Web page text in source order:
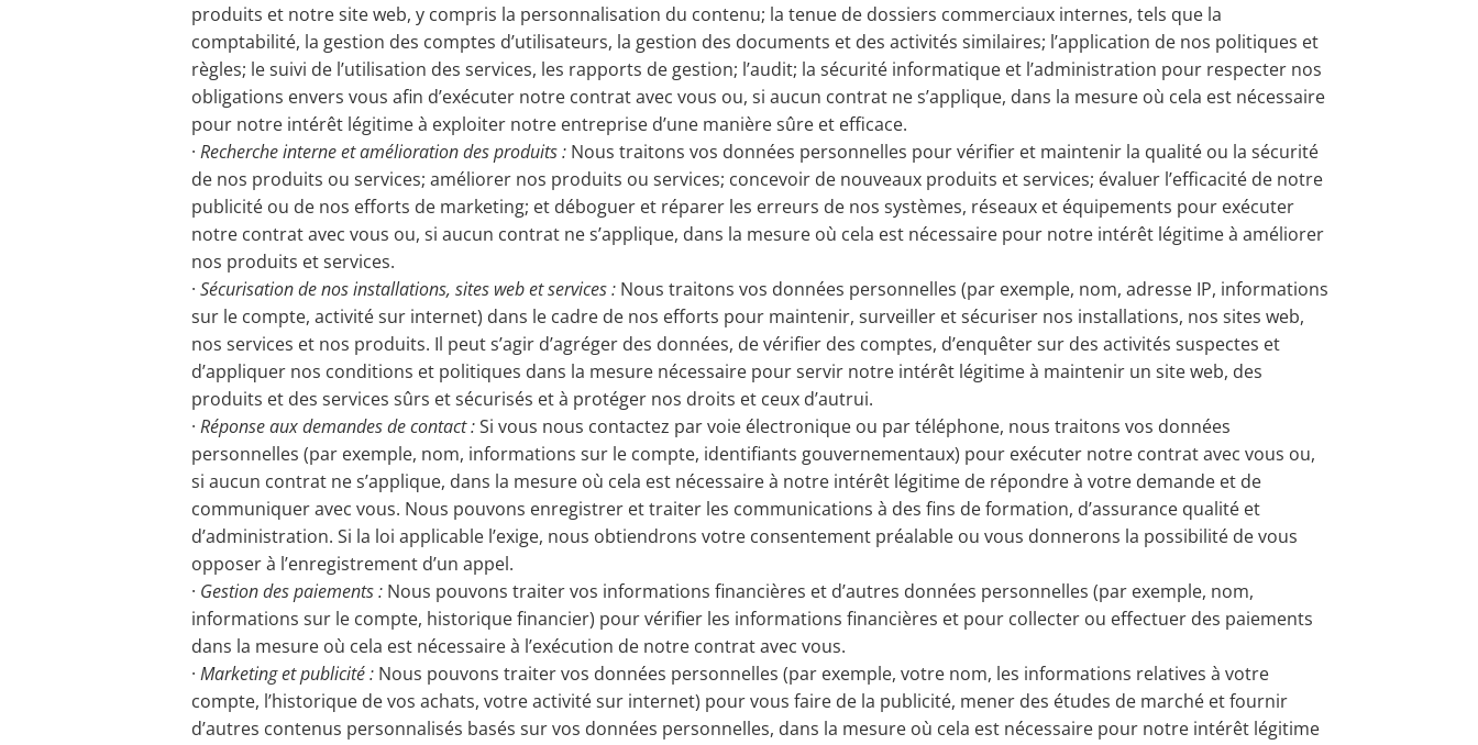
produits et notre site web, y compris la personnalisation du contenu; la tenue de dossiers commerciaux internes, tels que la
comptabilité, la gestion des comptes d’utilisateurs, la gestion des documents et des activités similaires; l’application de nos politiques et
règles; le suivi de l’utilisation des services, les rapports de gestion; l’audit; la sécurité informatique et l’administration pour respecter nos
obligations envers vous afin d’exécuter notre contrat avec vous ou, si aucun contrat ne s’applique, dans la mesure où cela est nécessaire
pour notre intérêt légitime à exploiter notre entreprise d’une manière sûre et efficace.
·Recherche interne et amélioration des produits : Nous traitons vos données personnelles pour vérifier et maintenir la qualité ou la sécurité
de nos produits ou services; améliorer nos produits ou services; concevoir de nouveaux produits et services; évaluer l’efficacité de notre
publicité ou de nos efforts de marketing; et déboguer et réparer les erreurs de nos systèmes, réseaux et équipements pour exécuter
notre contrat avec vous ou, si aucun contrat ne s’applique, dans la mesure où cela est nécessaire pour notre intérêt légitime à améliorer
nos produits et services.
·Sécurisation de nos installations, sites web et services : Nous traitons vos données personnelles (par exemple, nom, adresse IP, informations
sur le compte, activité sur internet) dans le cadre de nos efforts pour maintenir, surveiller et sécuriser nos installations, nos sites web,
nos services et nos produits. Il peut s’agir d’agréger des données, de vérifier des comptes, d’enquêter sur des activités suspectes et
d’appliquer nos conditions et politiques dans la mesure nécessaire pour servir notre intérêt légitime à maintenir un site web, des
produits et des services sûrs et sécurisés et à protéger nos droits et ceux d’autrui.
·Réponse aux demandes de contact :Si vous nous contactez par voie électronique ou par téléphone, nous traitons vos données
personnelles (par exemple, nom, informations sur le compte, identifiants gouvernementaux) pour exécuter notre contrat avec vous ou,
si aucun contrat ne s’applique, dans la mesure où cela est nécessaire à notre intérêt légitime de répondre à votre demande et de
communiquer avec vous. Nous pouvons enregistrer et traiter les communications à des fins de formation, d’assurance qualité et
d’administration. Si la loi applicable l’exige, nous obtiendrons votre consentement préalable ou vous donnerons la possibilité de vous
opposer à l’enregistrement d’un appel.
· Gestion des paiements : Nous pouvons traiter vos informations financières et d’autres données personnelles (par exemple, nom,
informations sur le compte, historique financier) pour vérifier les informations financières et pour collecter ou effectuer des paiements
dans la mesure où cela est nécessaire à l’exécution de notre contrat avec vous.
·Marketing et publicité : Nous pouvons traiter vos données personnelles (par exemple, votre nom, les informations relatives à votre
compte, l’historique de vos achats, votre activité sur internet) pour vous faire de la publicité, mener des études de marché et fournir
d’autres contenus personnalisés basés sur vos données personnelles, dans la mesure où cela est nécessaire pour notre intérêt légitime